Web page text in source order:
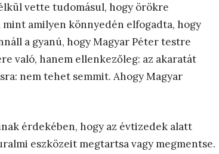
vette tudomásul, hogy örökre
amilyen könnyedén elfogadta, hogy
a gyanú, hogy Magyar Péter testre
való, hanem ellenkezőleg: az akaratát
nem tehet semmit. Ahogy Magyar
érdekében, hogy az évtizedek alatt
eszközeit megtartsa vagy megmentse.